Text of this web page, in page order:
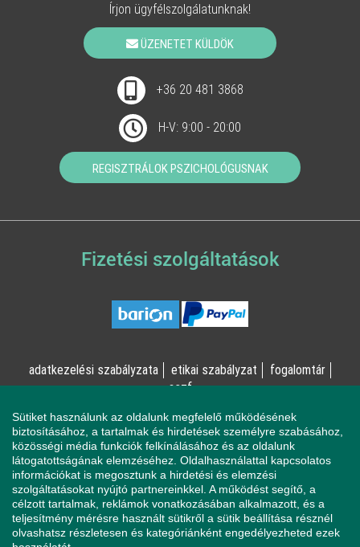
Írjon ügyfélszolgálatunknak!
ÜZENETET KÜLDÖK
+36 20 481 3868
H-V: 9:00 - 20:00
REGISZTRÁLOK PSZICHOLÓGUSNAK
Fizetési szolgáltatások
adatkezelési szabályzata etikai szabályzat
fogalomtár
aszf
© Online Pszichológia Kft. 2023 - Minden jog fenntartva!
2161 Csomád, Levente utca 14/A
Ha mentálisan instabil állapotban érzi magát, a magatartása
veszélyeztetheti Önt vagy a környezetében élőket, azonnal
forduljon a Sürgősségi Segélyvonalhoz (telefon: 112).
Sütiket használunk az oldalunk megfelelő működésének
biztosításához, a tartalmak és hirdetések személyre szabásához,
közösségi média funkciók felkínálásához és az oldalunk
látogatottságának elemzéséhez. Oldalhasználattal kapcsolatos
információkat is megosztunk a hirdetési és elemzési
szolgáltatásokat nyújtó partnereinkkel. A működést segítő, a
célzott tartalmak, reklámok vonatkozásában alkalmazott, és a
teljesítmény mérésre használt sütikről a sütik beállítása résznél
olvashatsz részletesen és kategóriánként engedélyezheted ezek